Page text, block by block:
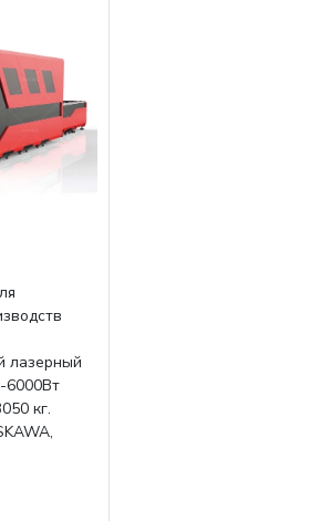
лазерный
6000Вт
кг.